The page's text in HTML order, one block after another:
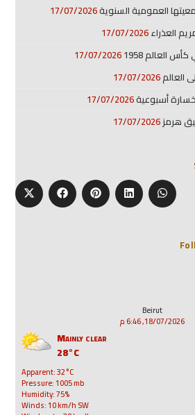
العمومية السنوية17/07/2026
العذراء17/07/2026
العالم 1958
17/07/2026
العالم17/07/2026
أسبوعية17/07/2026
هرمز17/07/2026
Beirut
18/07/2026, 6:46 م
Mainly clear
28°C
Apparent: 32°C
Pressure: 1005 mb
Humidity: 75%
Winds: 10 km/h SW